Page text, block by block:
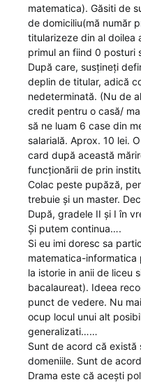
matematica). Găsiti de
de domiciliu(mă număr
titularizeze din al doilea
primul an fiind 0 posturi
După care, susțineți
deplin de titular, adică
nedeterminată. (Nu de
credit pentru o casă/
să ne luam 6 case din
salarială. Aprox. 10 lei.
card după această
funcționării de prin
Colac peste pupăză,
trebuie și un master.
După, gradele II și I în
Și putem continua….
Si eu imi doresc sa
matematica-informatica
la istorie in anii de liceu
bacalaureat). Ideea
punct de vedere. Nu
ocup locul unui alt
generalizati……
Sunt de acord că există
domeniile. Sunt de
Drama este că acești